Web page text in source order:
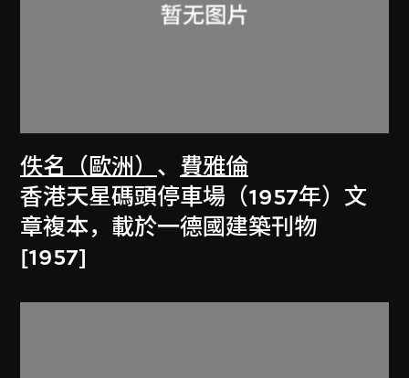
佚名（歐洲） 、 費雅倫
香港天星碼頭停車場（1957年）文
章複本，載於一德國建築刊物
[1957]